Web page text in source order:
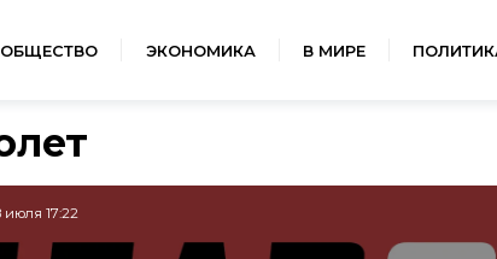
ОБЩЕСТВО ЭКОНОМИКА В МИРЕ
июля 17:22